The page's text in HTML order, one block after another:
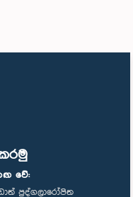
වේ:
පුද්ගලාරෝපිත